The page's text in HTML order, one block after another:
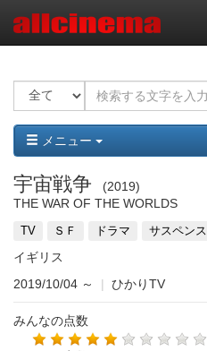
メニュー
宇宙戦争
2019
THE WAR OF THE WORLDS
TV ＳＦ ドラマ サスペンス
イギリス
2019/10/04 ～ | ひかりTV
みんなの点数